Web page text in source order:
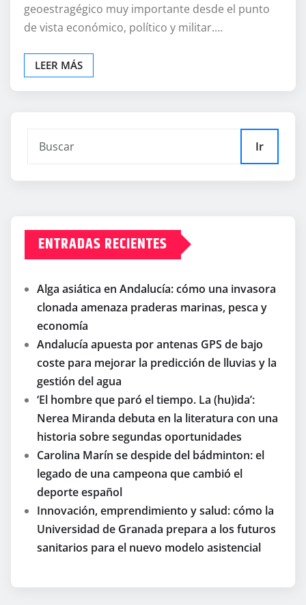
geoestragégico muy importante desde el punto
de vista económico, político y militar.…
LEER MÁS
Ir
ENTRADAS RECIENTES
Alga asiática en Andalucía: cómo una invasora
clonada amenaza praderas marinas, pesca y
economía
Andalucía apuesta por antenas GPS de bajo
coste para mejorar la predicción de lluvias y la
gestión del agua
‘El hombre que paró el tiempo. La (hu)ida’:
Nerea Miranda debuta en la literatura con una
historia sobre segundas oportunidades
Carolina Marín se despide del bádminton: el
legado de una campeona que cambió el
deporte español
Innovación, emprendimiento y salud: cómo la
Universidad de Granada prepara a los futuros
sanitarios para el nuevo modelo asistencial